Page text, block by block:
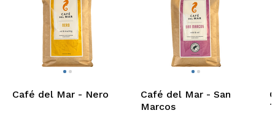
Café del Mar - Nero
Café del Mar - San
Marcos